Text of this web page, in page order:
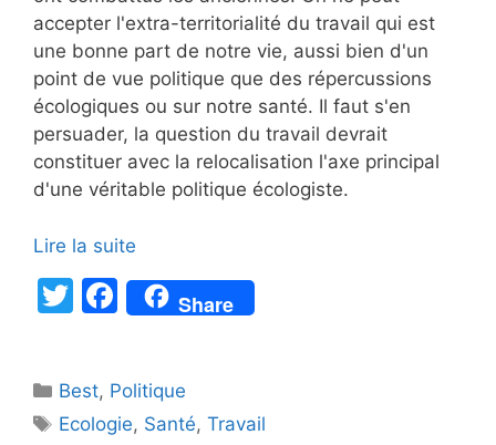
accepter l'extra-territorialité du travail qui est
une bonne part de notre vie, aussi bien d'un
point de vue politique que des répercussions
écologiques ou sur notre santé. Il faut s'en
persuader, la question du travail devrait
constituer avec la relocalisation l'axe principal
d'une véritable politique écologiste.
Lire la suite
T
er
F
a
e
b
Share
Catégories
Best, Politique
Étiquettes
Ecologie, Santé,Travail